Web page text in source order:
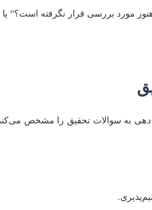
مورد بررسی قرار نگرفته است؟”
سوالات تحقیق را مشخص می‌کند. در